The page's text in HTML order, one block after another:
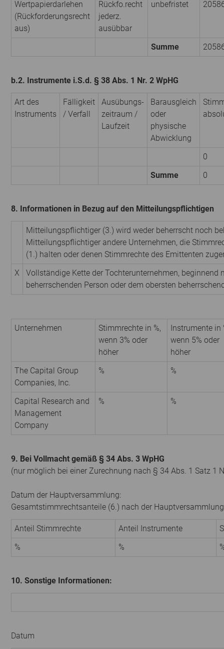
Wertpapierdarlehen
(Rückforderungsrecht
aus)
Rückfo.recht
jederz.
ausübbar
unbefristet
Summe
b.2. Instrumente i.S.d. § 38 Abs. 1 Nr. 2 WpHG
Art des
Instruments
Fälligkeit
/ Verfall
Ausübungs­
zeitraum /
Laufzeit
Barausgleich
oder
physische
Abwicklung
0
Summe
0
8. Informationen in Bezug auf den Mitteilungspflichtigen
Mitteilungspflichtiger (3.) wird weder beherrscht noch
Mitteilungspflichtiger andere Unternehmen, die
(1.) halten oder denen Stimmrechte des Emittenten
X
Vollständige Kette der Tochterunternehmen, beginnend
beherrschenden Person oder dem obersten
Unternehmen
Stimmrechte in %,
wenn 3% oder
höher
Instrumente in
wenn 5% oder
höher
The Capital Group
Companies, Inc.
% %
Capital Research and
Management
Company
% %
9. Bei Vollmacht gemäß § 34 Abs. 3 WpHG
(nur möglich bei einer Zurechnung nach § 34 Abs. 1 Satz 1
Datum der Hauptversammlung:
Gesamtstimmrechtsanteile (6.) nach der
Anteil Stimmrechte Anteil Instrumente
%
%
10. Sonstige Informationen:
Datum